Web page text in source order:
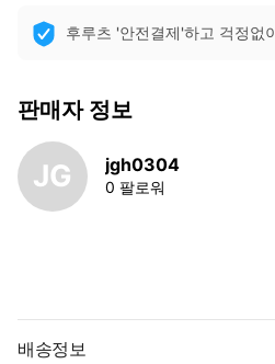
후루츠 '안전결제'하고 걱정없
판매자 정보
JG jgh0304
0 팔로워
배송정보